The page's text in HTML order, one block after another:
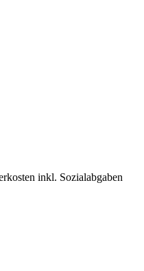
inkl. Sozialabgaben